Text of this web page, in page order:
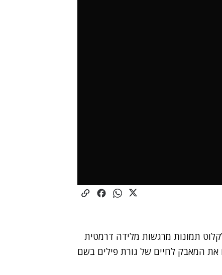
תמונות מרגשות מלידה דרמטית
המאבק לחיים של גורת פילים בשם